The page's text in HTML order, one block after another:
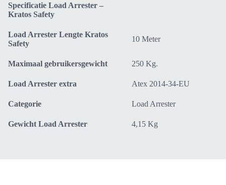
Specificatie Load Arrester –
Kratos Safety
Load Arrester Lengte Kratos
Safety
10 Meter
Maximaal gebruikersgewicht 250 Kg.
Load Arrester extra Atex 2014-34-EU
Categorie Load Arrester
Gewicht Load Arrester 4,15 Kg